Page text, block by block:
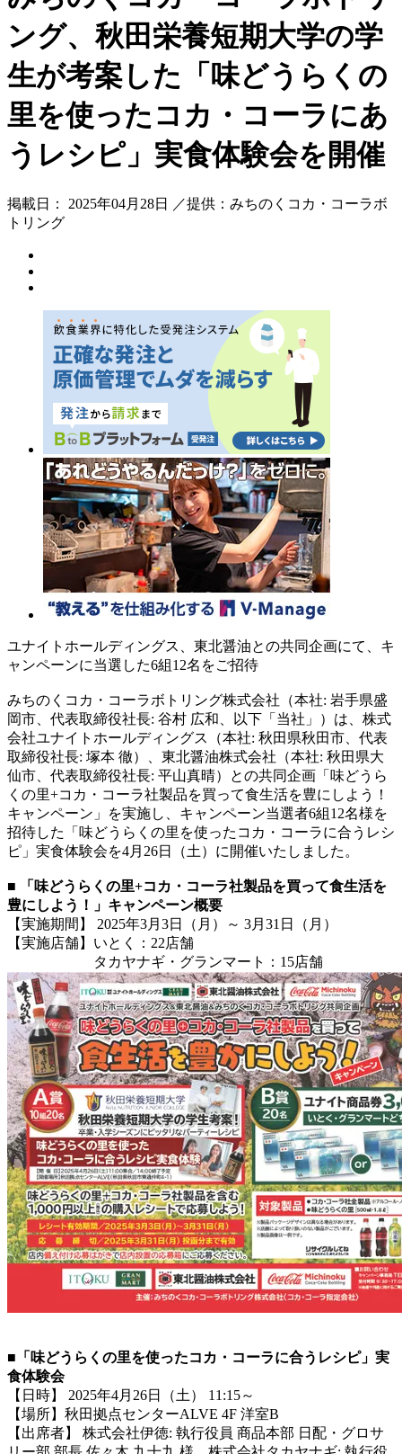
ング、秋田栄養短期大学の学
生が考案した「味どうらくの
里を使ったコカ・コーラにあ
うレシピ」実食体験会を開催
掲載日： 2025年04月28日 ／提供：みちのくコカ・コーラボ
トリング
ユナイトホールディングス、東北醤油との共同企画にて、キ
ャンペーンに当選した6組12名をご招待
みちのくコカ・コーラボトリング株式会社（本社: 岩手県盛
岡市、代表取締役社長: 谷村 広和、以下「当社」）は、株式
会社ユナイトホールディングス（本社: 秋田県秋田市、代表
取締役社長: 塚本 徹）、東北醤油株式会社（本社: 秋田県大
仙市、代表取締役社長: 平山真晴）との共同企画「味どうら
くの里+コカ・コーラ社製品を買って食生活を豊にしよう！
キャンペーン」を実施し、キャンペーン当選者6組12名様を
招待した「味どうらくの里を使ったコカ・コーラに合うレシ
ピ」実食体験会を4月26日（土）に開催いたしました。
■ 「味どうらくの里+コカ・コーラ社製品を買って食生活を
豊にしよう！」キャンペーン概要
【実施期間】 2025年3月3日（月）～ 3月31日（月）
【実施店舗】いとく：22店舗
タカヤナギ・グランマート：15店舗
■「味どうらくの里を使ったコカ・コーラに合うレシピ」実
食体験会
【日時】 2025年4月26日（土） 11:15～
【場所】秋田拠点センターALVE 4F 洋室B
【出席者】 株式会社伊徳: 執行役員 商品本部 日配・グロサ